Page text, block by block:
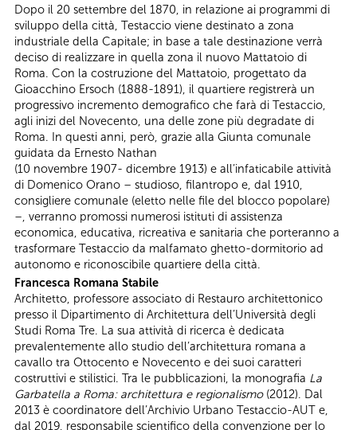
Dopo il 20 settembre del 1870, in relazione ai programmi di
sviluppo della città, Testaccio viene destinato a zona
industriale della Capitale; in base a tale destinazione verrà
deciso di realizzare in quella zona il nuovo Mattatoio di
Roma. Con la costruzione del Mattatoio, progettato da
Gioacchino Ersoch (1888-1891), il quartiere registrerà un
progressivo incremento demografico che farà di Testaccio,
agli inizi del Novecento, una delle zone più degradate di
Roma. In questi anni, però, grazie alla Giunta comunale
guidata da Ernesto Nathan
(10 novembre 1907- dicembre 1913) e all’infaticabile attività
di Domenico Orano – studioso, filantropo e, dal 1910,
consigliere comunale (eletto nelle file del blocco popolare)
–, verranno promossi numerosi istituti di assistenza
economica, educativa, ricreativa e sanitaria che porteranno a
trasformare Testaccio da malfamato ghetto-dormitorio ad
autonomo e riconoscibile quartiere della città.
Francesca Romana Stabile
Architetto, professore associato di Restauro architettonico
presso il Dipartimento di Architettura dell’Università degli
Studi Roma Tre. La sua attività di ricerca è dedicata
prevalentemente allo studio dell’architettura romana a
cavallo tra Ottocento e Novecento e dei suoi caratteri
costruttivi e stilistici. Tra le pubblicazioni, la monografia La
Garbatella a Roma: architettura e regionalismo (2012). Dal
2013 è coordinatore dell’Archivio Urbano Testaccio-AUT e,
dal 2019, responsabile scientifico della convenzione per lo